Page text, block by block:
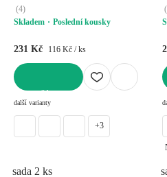
(4)
Skladem
Poslední kousky
231 Kč 116 Kč / ks
další varianty
+3
(
sada 2 ks